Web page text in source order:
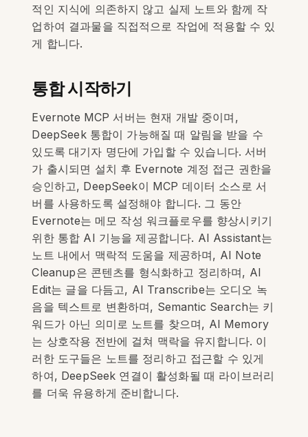
적인 지식에 의존하지 않고 실제 노트와 함께 작
업하여 결과물을 직접적으로 작업에 적용할 수 있
게 합니다.
통합 시작하기
Evernote MCP 서버는 현재 개발 중이며,
DeepSeek 통합이 가능해질 때 알림을 받을 수
있도록 대기자 명단에 가입할 수 있습니다. 서버
가 출시되면 설치 후 Evernote 계정 접근 권한을
승인하고, DeepSeek이 MCP 데이터 소스로 서
버를 사용하도록 설정해야 합니다. 그 동안
Evernote는 메모 작성 워크플로우를 향상시키기
위한 통합 AI 기능을 제공합니다. AI Assistant는
노트 내에서 맥락적 도움을 제공하며, AI Note
Cleanup은 콘텐츠를 형식화하고 정리하며, AI
Edit는 글을 다듬고, AI Transcribe는 오디오 녹
음을 텍스트로 변환하며, Semantic Search는 키
워드가 아닌 의미로 노트를 찾으며, AI Memory
는 상호작용 전반에 걸쳐 맥락을 유지합니다. 이
러한 도구들은 노트를 정리하고 접근할 수 있게
하여, DeepSeek 연결이 활성화될 때 라이브러리
를 더욱 유용하게 준비합니다.